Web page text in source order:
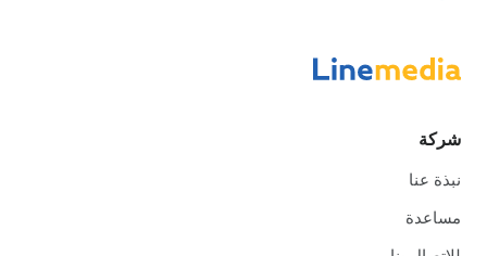
شركة
نبذة عنا
مساعدة